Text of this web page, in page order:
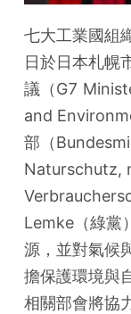
七大工業國組
日於日本札幌
議（G7
and
部（
Naturschutz,
Lemke（綠黨
源，並對氣候
擔保護環境與
相關部會將協